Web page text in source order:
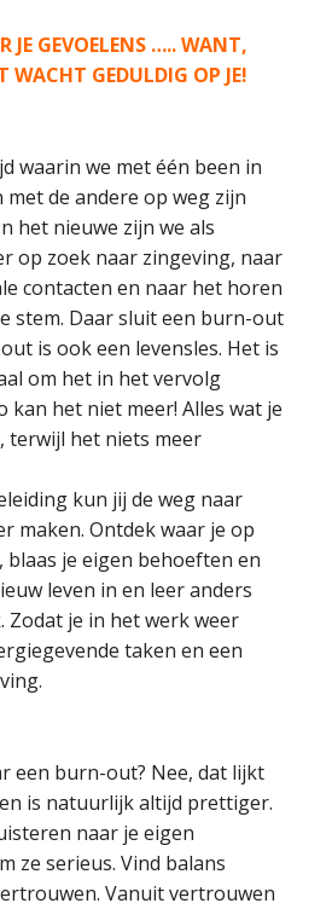
JE GEVOELENS ….. WANT,
WACHT GEDULDIG OP JE!
waarin we met één been in
de andere op weg zijn
het nieuwe zijn we als
op zoek naar zingeving, naar
contacten en naar het horen
stem. Daar sluit een burn-out
is ook een levensles. Het is
om het in het vervolg
kan het niet meer! Alles wat je
terwijl het niets meer
kun jij de weg naar
maken. Ontdek waar je op
je eigen behoeften en
leven in en leer anders
Zodat je in het werk weer
taken en een
een burn-out? Nee, dat lijkt
is natuurlijk altijd prettiger.
naar je eigen
ze serieus. Vind balans
Vanuit vertrouwen